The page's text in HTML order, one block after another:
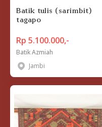
Batik tulis (sarimbit)
tagapo
Rp 5.100.000,-
Batik Azmiah
Jambi